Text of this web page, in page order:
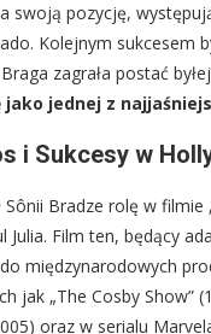
swoją pozycję,
Kolejnym sukcesem
Braga zagrała postać
jako jednej z
i Sukcesy w
Bradze rolę w
Julia. Film ten, będący
międzynarodowych
jak „The Cosby Show”
oraz w serialu